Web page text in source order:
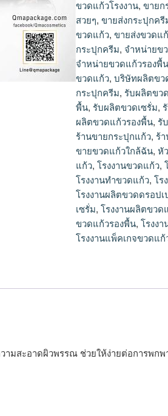
ขวดแก้วโรงงาน,ขายก
สวยๆ,ขายส่งกระปุกครี
ขวดแก้ว,ขายส่งขวดแ
กระปุกครีม, จำหน่ายข
จำหน่ายขวดแก้วรองพื้น
ขวดแก้ว,บริษัทผลิตขว
กระปุกครีม, รับผลิตขว
พื้น, รับผลิตขวดเซรั่ม,
ผลิตขวดแก้วรองพื้น, รั
ร้านขายกระปุกแก้ว, ร้
ขายขวดแก้วใกล้ฉัน,หั
แก้ว,โรงงานขวดแก้ว,
โรงงานทำขวดแก้ว,โร
โรงงานผลิตขวดดรอปเ
เซรั่ม,โรงงานผลิตขวด
ขวดแก้วรองพื้น,โรงง
โรงงานแพ็คเกจขวดแก้
มสะอาดผิวพรรณ ช่วยให้ง่ายต่อการพกพ